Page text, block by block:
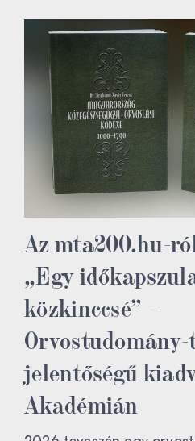
Az mta200.hu-
„Egy
közkinccsé” –
jelentőségű
Akadémián